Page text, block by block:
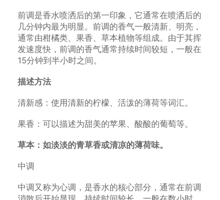
前调是香水喷洒后的第一印象，它通常在喷洒后的
几分钟内最为明显。前调的香气一般清新、明亮，
通常由柑橘类、果香、草本植物等组成。由于其挥
发速度快，前调的香气通常持续时间较短，一般在
15分钟到半小时之间。
描述方法
清新感：使用清新的柠檬、活泼的薄荷等词汇。
果香：可以描述为甜美的苹果、酸酸的葡萄等。
草本：如淡淡的青草香或清凉的薄荷味。
中调
中调又称为心调，是香水的核心部分，通常在前调